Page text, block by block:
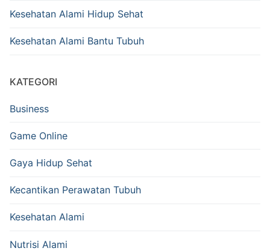
Kesehatan Alami Hidup Sehat
Kesehatan Alami Bantu Tubuh
KATEGORI
Business
Game Online
Gaya Hidup Sehat
Kecantikan Perawatan Tubuh
Kesehatan Alami
Nutrisi Alami